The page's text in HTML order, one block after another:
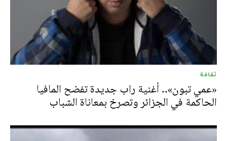
ثقافة
«عمي تبون».. أغنية راب جديدة تفضح المافيا
الحاكمة في الجزائر وتصرخ بمعاناة الشباب